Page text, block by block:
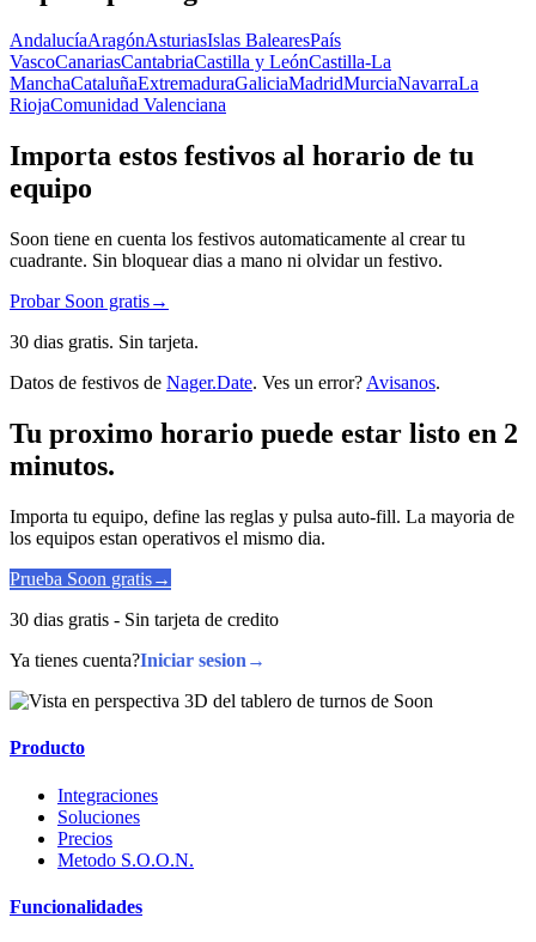
AndalucíaAragónAsturiasIslas BalearesPaís
VascoCanariasCantabriaCastilla y LeónCastilla-La
ManchaCataluñaExtremaduraGaliciaMadridMurciaNavarraLa
RiojaComunidad Valenciana
Importa estos festivos al horario de tu
equipo
Soon tiene en cuenta los festivos automaticamente al crear tu
cuadrante. Sin bloquear dias a mano ni olvidar un festivo.
Probar Soon gratis→
30 dias gratis. Sin tarjeta.
Datos de festivos de Nager.Date. Ves un error? Avisanos.
Tu proximo horario puede estar listo en 2
minutos.
Importa tu equipo, define las reglas y pulsa auto-fill. La mayoria de
los equipos estan operativos el mismo dia.
Prueba Soon gratis→
30 dias gratis - Sin tarjeta de credito
Ya tienes cuenta?Iniciar sesion →
Producto
Integraciones
Soluciones
Precios
Metodo S.O.O.N.
Funcionalidades